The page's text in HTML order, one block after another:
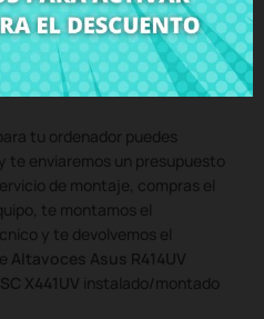
F441BA X441BA X441SA
en CRParts - PRODUCTO
también con nuestro servicio de
tu ordenador puedes
te enviaremos un presupuesto
de montaje, compras el
te montamos el
y te devolvemos el
Altavoces Asus R414UV
X441UV instalado/montado